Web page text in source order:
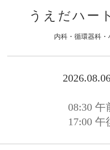
うえだハー
内科・循環器科
08:30 午
17:00 午